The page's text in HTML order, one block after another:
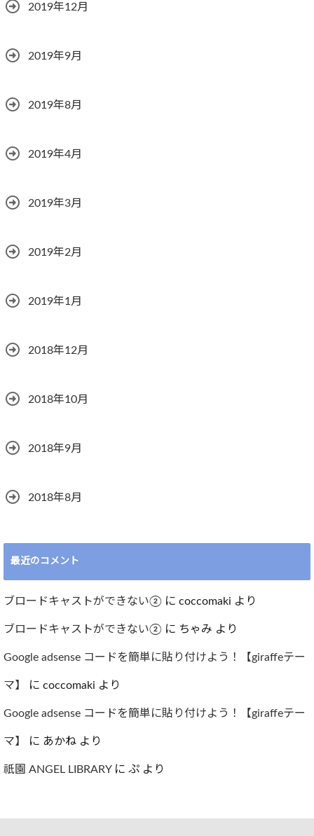
2019年12月
2019年9月
2019年8月
2019年4月
2019年3月
2019年2月
2019年1月
2018年12月
2018年10月
2018年9月
2018年8月
最近のコメント
ブロードキャストができない② に coccomaki より
ブロードキャストができない② に ちゃみ より
Google adsense コードを簡単に貼り付けよう！【giraffeテー
マ】 に coccomaki より
Google adsense コードを簡単に貼り付けよう！【giraffeテー
マ】 に あかね より
祇園 ANGEL LIBRARYに ぷ より